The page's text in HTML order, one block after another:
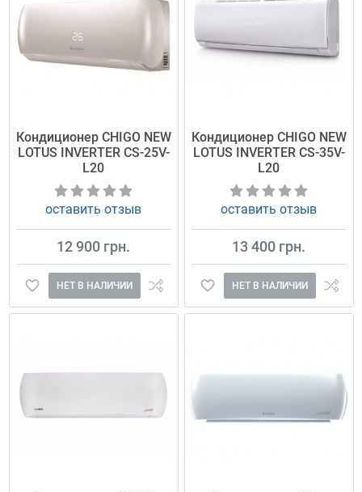
Кондиционер CHIGO NEW
LOTUS INVERTER CS-25V-
L20
оставить отзыв
12 900 грн.
НЕТ В НАЛИЧИИ
Кондиционер CHIGO NEW
LOTUS INVERTER CS-35V-
L20
оставить отзыв
13 400 грн.
НЕТ В НАЛИЧИИ